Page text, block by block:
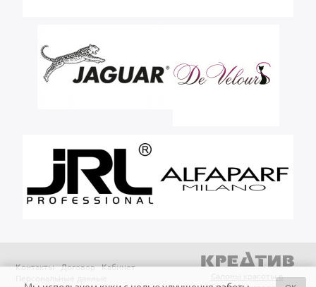
Контакты Договор Кабинет
Салоны красоты в